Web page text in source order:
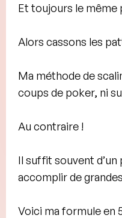
Et toujours le même
Alors cassons les
Ma méthode de
coups de poker, ni
Au contraire !
Il suffit souvent d’un
accomplir de
Voici ma formule en